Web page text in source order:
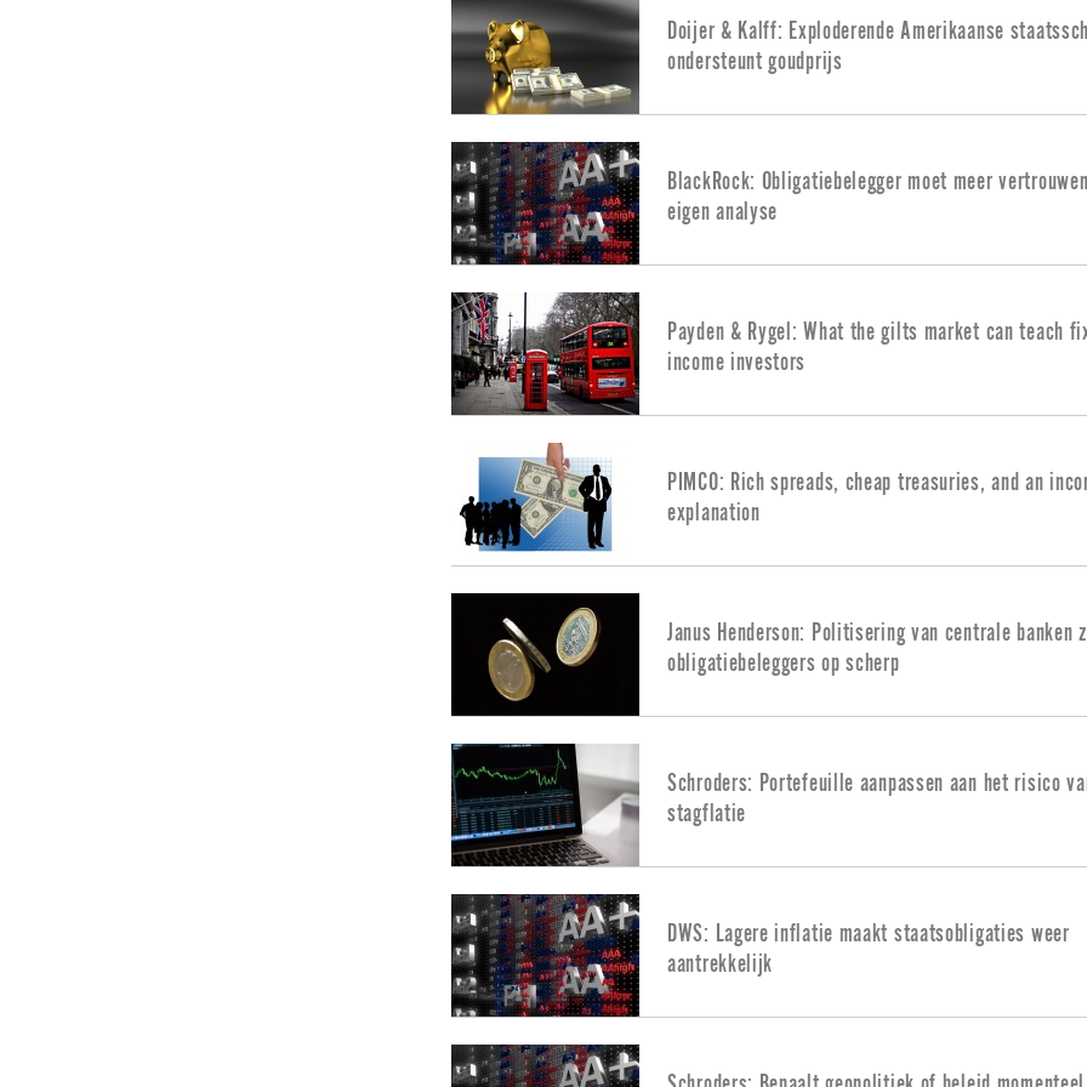
Doijer & Kalff: Exploderende Amerikaanse
ondersteunt goudprijs
BlackRock: Obligatiebelegger moet meer
eigen analyse
Payden & Rygel: What the gilts market can teach
income investors
PIMCO: Rich spreads, cheap treasuries, and an
explanation
Janus Henderson: Politisering van centrale banken
obligatiebeleggers op scherp
Schroders: Portefeuille aanpassen aan het risico
stagflatie
DWS: Lagere inflatie maakt staatsobligaties weer
aantrekkelijk